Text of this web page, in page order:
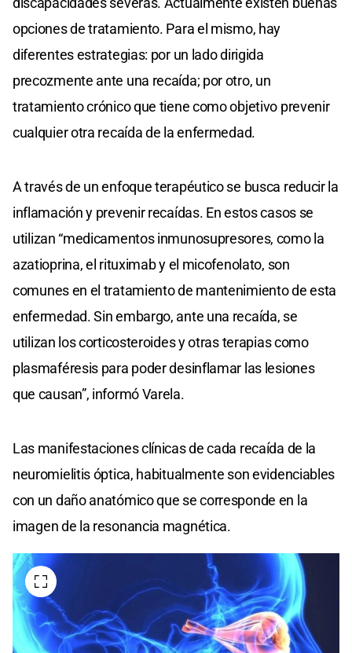
opciones de tratamiento. Para el mismo, hay
diferentes estrategias: por un lado dirigida
precozmente ante una recaída; por otro, un
tratamiento crónico que tiene como objetivo prevenir
cualquier otra recaída de la enfermedad.
A través de un enfoque terapéutico se busca reducir la
inflamación y prevenir recaídas. En estos casos se
utilizan “medicamentos inmunosupresores, como la
azatioprina, el rituximab y el micofenolato, son
comunes en el tratamiento de mantenimiento de esta
enfermedad. Sin embargo, ante una recaída, se
utilizan los corticosteroides y otras terapias como
plasmaféresis para poder desinflamar las lesiones
que causan”, informó Varela.
Las manifestaciones clínicas de cada recaída de la
neuromielitis óptica, habitualmente son evidenciables
con un daño anatómico que se corresponde en la
imagen de la resonancia magnética.